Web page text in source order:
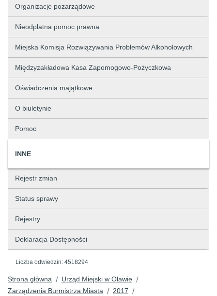
Organizacje pozarządowe
Nieodpłatna pomoc prawna
Miejska Komisja Rozwiązywania Problemów Alkoholowych
Międzyzakładowa Kasa Zapomogowo-Pożyczkowa
Oświadczenia majątkowe
O biuletynie
Pomoc
INNE
Rejestr zmian
Status sprawy
Rejestry
Deklaracja Dostępności
Liczba odwiedzin: 4518294
Strona główna / Urząd Miejski w Oławie /
Zarządzenia Burmistrza Miasta / 2017 /